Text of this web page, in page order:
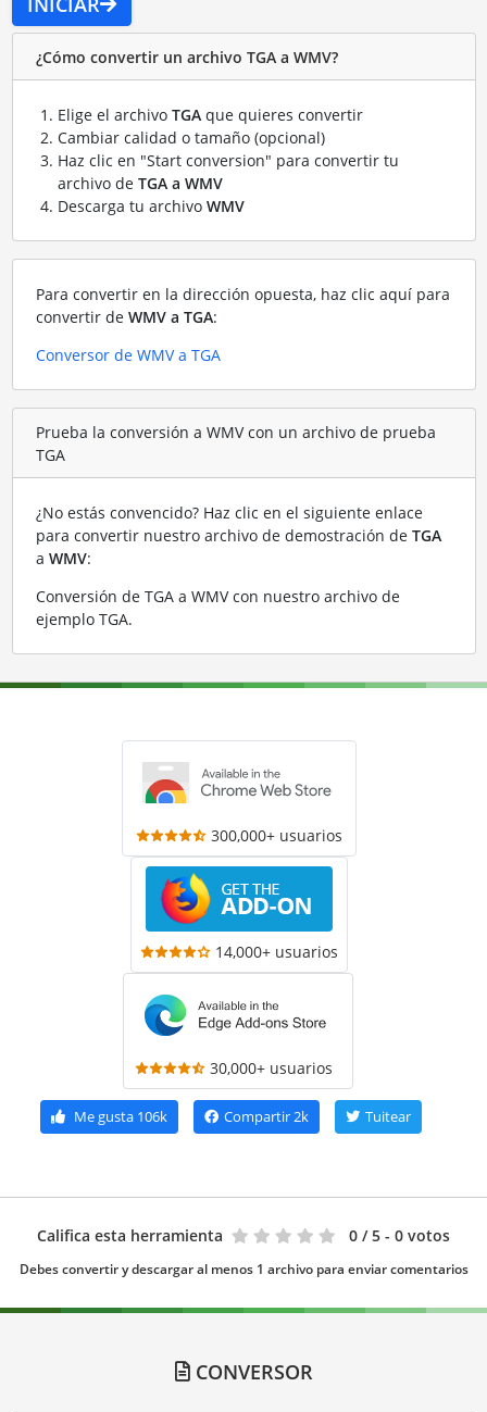
¿Cómo convertir un archivo TGA a WMV?
Elige el archivo TGAque quieres convertir
Cambiar calidad o tamaño (opcional)
Haz clic en "Start conversion" para convertir tu
archivo de TGA a WMV
Descarga tu archivo WMV
Para convertir en la dirección opuesta, haz clic aquí para
convertir de WMV a TGA:
Conversor de WMV a TGA
Prueba la conversión a WMV con un archivo de prueba
TGA
¿No estás convencido? Haz clic en el siguiente enlace
para convertir nuestro archivo de demostración de TGA
a WMV:
Conversión de TGA a WMV con nuestro archivo de
ejemplo TGA.
300,000+ usuarios
14,000+ usuarios
30,000+ usuarios
Me gusta106k Compartir2k Tuitear
Califica esta herramienta 0 / 5 - 0 votos
Debes convertir y descargar al menos 1 archivo para enviar comentarios
CONVERSOR